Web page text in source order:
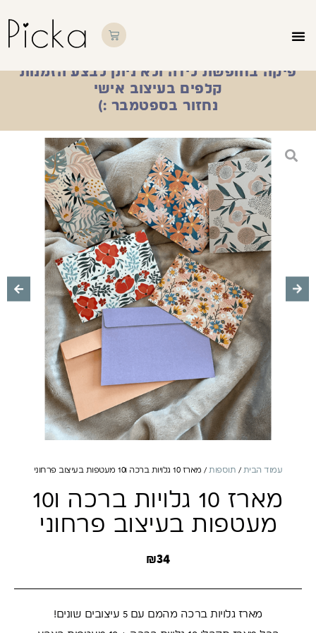
פיקה בחופשת לידה ולא ניתן לבצע הזמנות
קלפים בעיצוב אישי
נחזור בספטמבר :)
עמוד הבית / תוספות/ מארז 10 גלויות ברכה ו10 מעטפות בעיצוב פרחוני
מארז 10 גלויות ברכה ו10
מעטפות בעיצוב פרחוני
₪34
מארז גלויות ברכה מהמם עם 5 עיצובים שונים!